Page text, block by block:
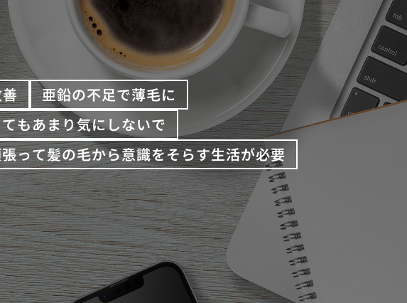
亜鉛の不足で薄毛に
もあまり気にしないで
って髪の毛から意識をそらす生活が必要